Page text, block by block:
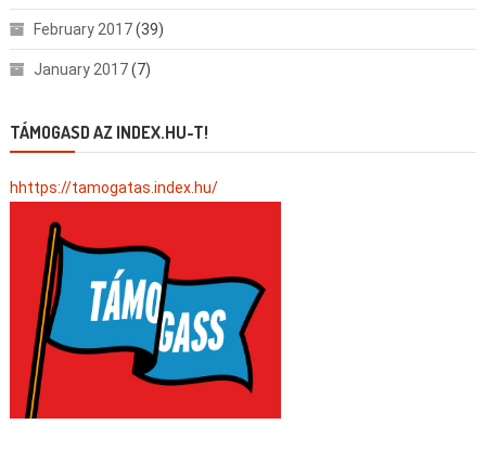
February 2017(39)
January 2017(7)
TÁMOGASD AZ INDEX.HU-T!
hhttps://tamogatas.index.hu/